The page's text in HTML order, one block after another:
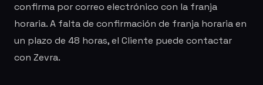
confirma por correo electrónico con la franja
horaria. A falta de confirmación de franja horaria en
un plazo de 48 horas, el Cliente puede contactar
con Zevra.